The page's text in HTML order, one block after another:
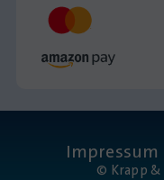
Impressum
© Krapp &